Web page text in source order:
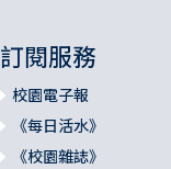
訂閱服務
校園電子報
《每日活水》
《校園雜誌》